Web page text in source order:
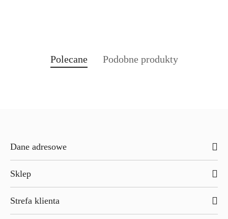
Pomiń karuzelę produktów
Produkty
Polecane
Produkty
Podobne produkty
Dane adresowe
Sklep
Strefa klienta